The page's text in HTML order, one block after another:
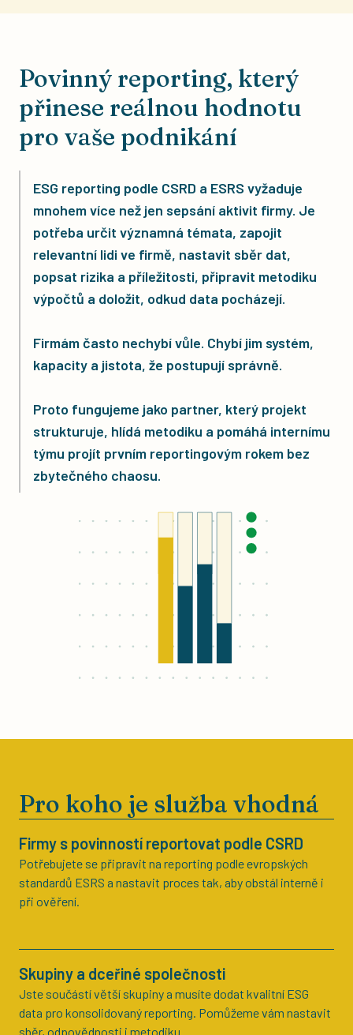
Povinný reporting, který
přinese reálnou hodnotu
pro vaše podnikání
ESG reporting podle CSRD a ESRS vyžaduje
mnohem více než jen sepsání aktivit firmy. Je
potřeba určit významná témata, zapojit
relevantní lidi ve firmě, nastavit sběr dat,
popsat rizika a příležitosti, připravit metodiku
výpočtů a doložit, odkud data pocházejí.
Firmám často nechybí vůle. Chybí jim systém,
kapacity a jistota, že postupují správně.
Proto fungujeme jako partner, který projekt
strukturuje, hlídá metodiku a pomáhá internímu
týmu projít prvním reportingovým rokem bez
zbytečného chaosu.
Pro koho je služba vhodná
Firmy s povinností reportovat podle CSRD
Potřebujete se připravit na reporting podle evropských
standardů ESRS a nastavit proces tak, aby obstál interně i
při ověření.
Skupiny a dceřiné společnosti
Jste součástí větší skupiny a musíte dodat kvalitní ESG
data pro konsolidovaný reporting. Pomůžeme vám nastavit
sběr, odpovědnosti i metodiku.